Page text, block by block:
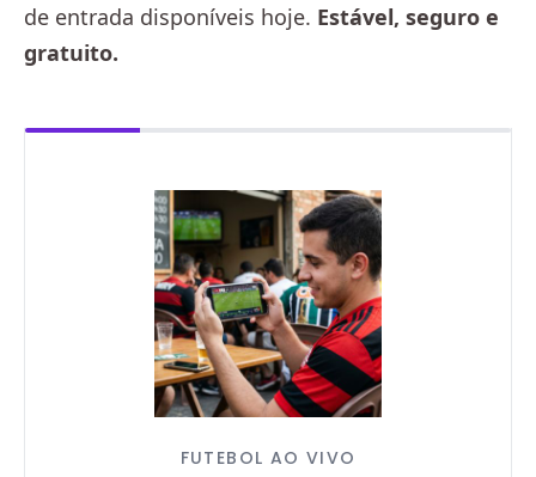
de entrada disponíveis hoje. Estável, seguro e
gratuito.
FUTEBOL AO VIVO